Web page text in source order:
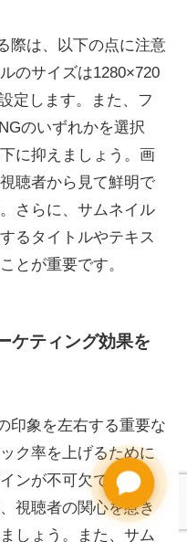
際は、以下の点に注意
のサイズは1280×720
定します。また、フ
のいずれかを選択
に抑えましょう。画
聴者から見て鮮明で
さらに、サムネイル
るタイトルやテキス
とが重要です。
ケティング効果を
印象を左右する重要な
ク率を上げるために
ンが不可欠です。ま
視聴者の関心を惹き
しょう。また、サム
Need help?